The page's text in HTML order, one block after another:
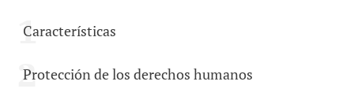
Características
Protección de los derechos humanos